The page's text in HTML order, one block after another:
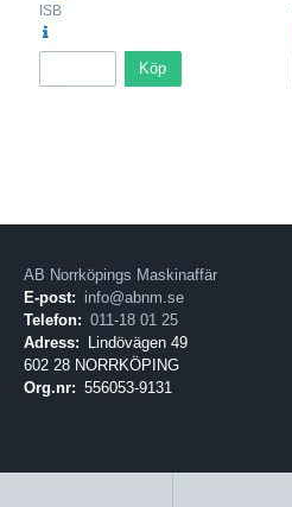
ISB
Köp
AB Norrköpings Maskinaffär
E-post: info@abnm.se
Telefon: 011-18 01 25
Adress: Lindövägen 49
602 28 NORRKÖPING
Org.nr: 556053-9131